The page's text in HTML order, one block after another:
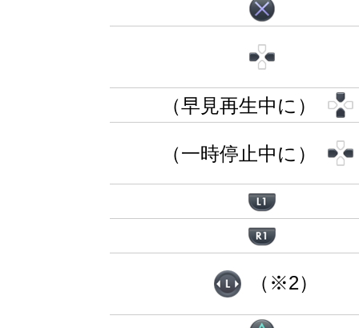
（早見再生中に）
（一時停止中に）
（※2）